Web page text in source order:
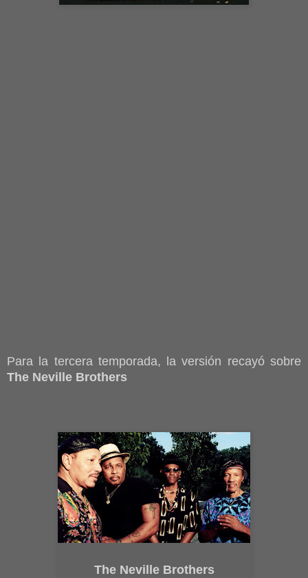
Para la tercera temporada, la versión recayó sobre
The Neville Brothers
The Neville Brothers